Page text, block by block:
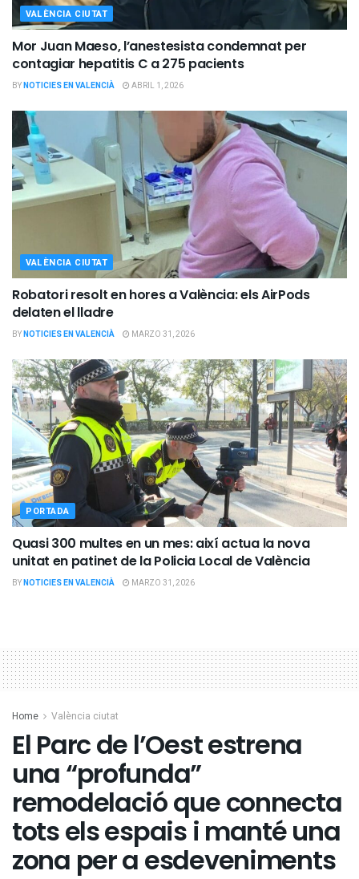
VALÈNCIA CIUTAT
Mor Juan Maeso, l’anestesista condemnat per
contagiar hepatitis C a 275 pacients
BYNOTICIES EN VALENCIÀ ABRIL 1, 2026
VALÈNCIA CIUTAT
Robatori resolt en hores a València: els AirPods
delaten el lladre
BYNOTICIES EN VALENCIÀ MARZO 31, 2026
PORTADA
Quasi 300 multes en un mes: així actua la nova
unitat en patinet de la Policia Local de València
BYNOTICIES EN VALENCIÀ MARZO 31, 2026
Home València ciutat
El Parc de l’Oest estrena
una “profunda”
remodelació que connecta
tots els espais i manté una
zona per a esdeveniments